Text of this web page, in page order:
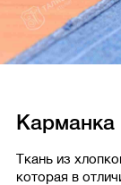
Карманка
Ткань из
которая в